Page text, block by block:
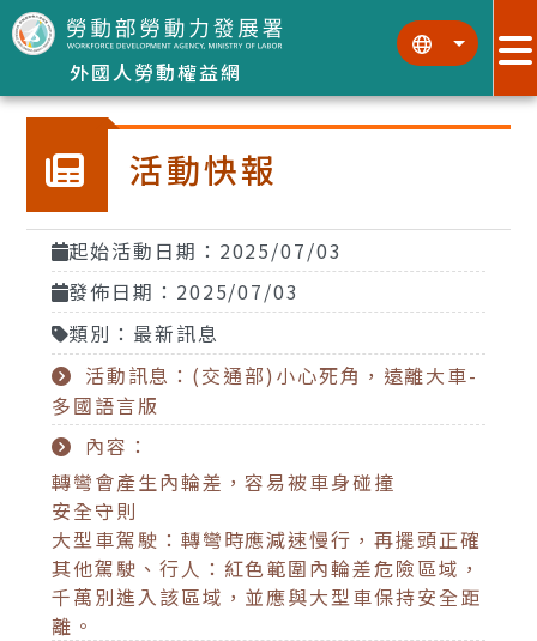
跳到主要內容區塊
外國人勞動權益網
::: :::
活動快報
起始活動日期：2025/07/03
發佈日期：2025/07/03
類別：最新訊息
活動訊息：(交通部)小心死角，遠離大車-
多國語言版
內容：
轉彎會產生內輪差，容易被車身碰撞
安全守則
大型車駕駛：轉彎時應減速慢行，再擺頭正確
其他駕駛、行人：紅色範圍內輪差危險區域，
千萬別進入該區域，並應與大型車保持安全距
離。